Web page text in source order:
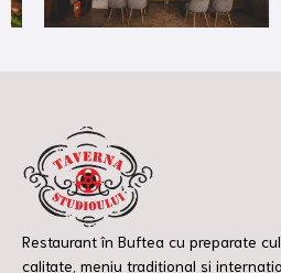
Restaurant în Buftea cu preparate
calitate, meniu tradițional și